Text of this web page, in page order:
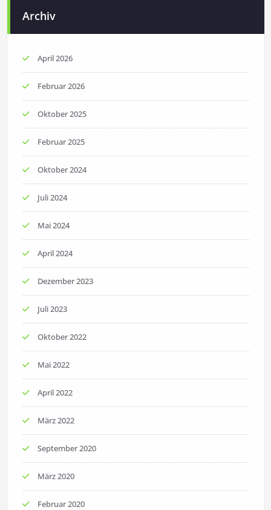
Archiv
April 2026
Februar 2026
Oktober 2025
Februar 2025
Oktober 2024
Juli 2024
Mai 2024
April 2024
Dezember 2023
Juli 2023
Oktober 2022
Mai 2022
April 2022
März 2022
September 2020
März 2020
Februar 2020